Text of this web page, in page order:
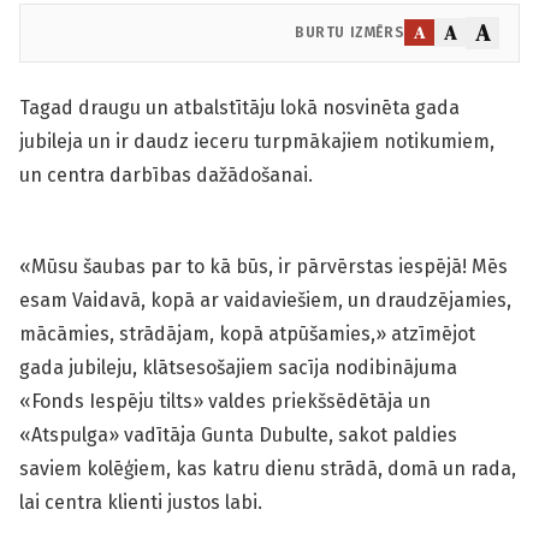
BURTU IZMĒRS A A A
Tagad draugu un atbalstītāju lokā nosvinēta gada
jubileja un ir daudz ieceru turpmākajiem notikumiem,
un centra darbības dažādošanai.
«Mūsu šaubas par to kā būs, ir pārvērstas iespējā! Mēs
esam Vaidavā, kopā ar vaidaviešiem, un draudzējamies,
mācāmies, strādājam, kopā atpūšamies,» atzīmējot
gada jubileju, klātsesošajiem sacīja nodibinājuma
«Fonds Iespēju tilts» valdes priekšsēdētāja un
«Atspulga» vadītāja Gunta Dubulte, sakot paldies
saviem kolēģiem, kas katru dienu strādā, domā un rada,
lai centra klienti justos labi.